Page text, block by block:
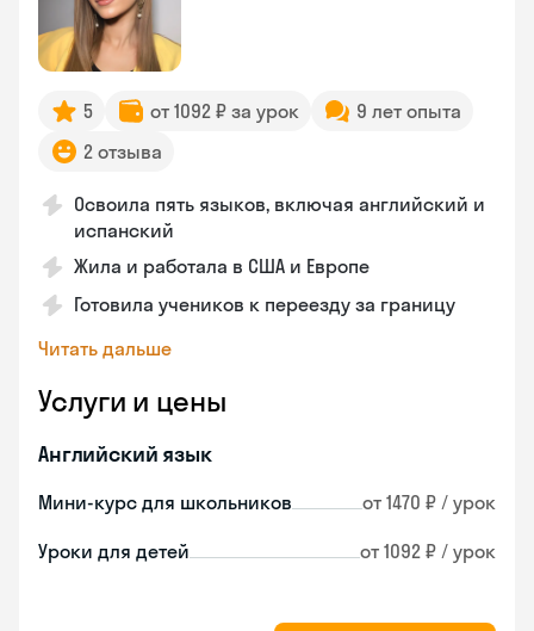
5 от 1092 ₽ за урок
9 лет опыта
2 отзыва
Освоила пять языков, включая английский и
испанский
Жила и работала в США и Европе
Готовила учеников к переезду за границу
Читать дальше
Услуги и цены
Английский язык
Мини-курс для школьников от 1470 ₽ / урок
Уроки для детей от 1092 ₽ / урок